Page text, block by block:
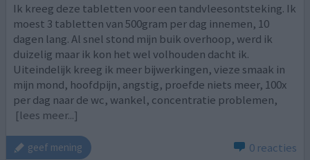
Ik kreeg deze tabletten voor een tandvleesontsteking. Ik
moest 3 tabletten van 500gram per dag innemen, 10
dagen lang. Al snel stond mijn buik overhoop, werd ik
duizelig maar ik kon het wel volhouden dacht ik.
Uiteindelijk kreeg ik meer bijwerkingen, vieze smaak in
mijn mond, hoofdpijn, angstig, proefde niets meer, 100x
per dag naar de wc, wankel, concentratie problemen,
[lees meer...]
geef mening 0 reacties